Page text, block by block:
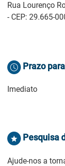
Rua Lourenço
- CEP: 29.665-
Prazo
Imediato
Pesquisa
Ajude-nos a